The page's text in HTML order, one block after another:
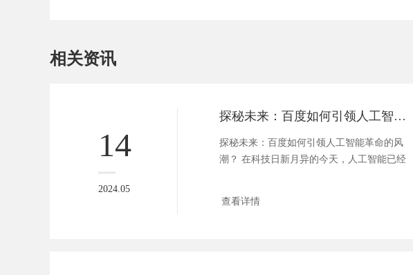
相关资讯
14
2024.05
探秘未来：百度如何引领人工智能革命的风潮？
探秘未来：百度如何引领人工智能革命的风
潮？ 在科技日新月异的今天，人工智能已经
查看详情